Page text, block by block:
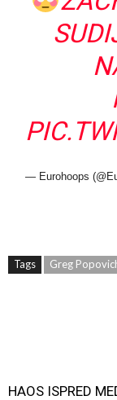
— Eurohoops
Tags Greg
HAOS ISPRED